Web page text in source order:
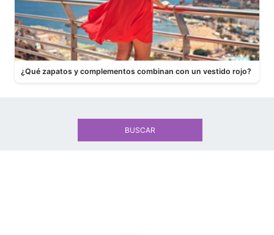
¿Qué zapatos y complementos combinan con un vestido rojo?
BUSCAR